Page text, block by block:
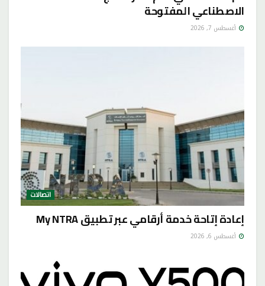
الاصطناعي المفتوحة
أغسطس 7, 2026
اتصالات
إعادة إتاحة خدمة أرقامي عبر تطبيق My NTRA
أغسطس 6, 2026